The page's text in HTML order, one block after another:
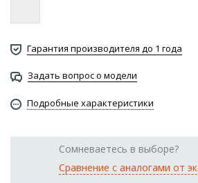
Гарантия производителя до 1 года
Задать вопрос о модели
Подробные характеристики
Сомневаетесь в выборе?
Сравнение с аналогами от